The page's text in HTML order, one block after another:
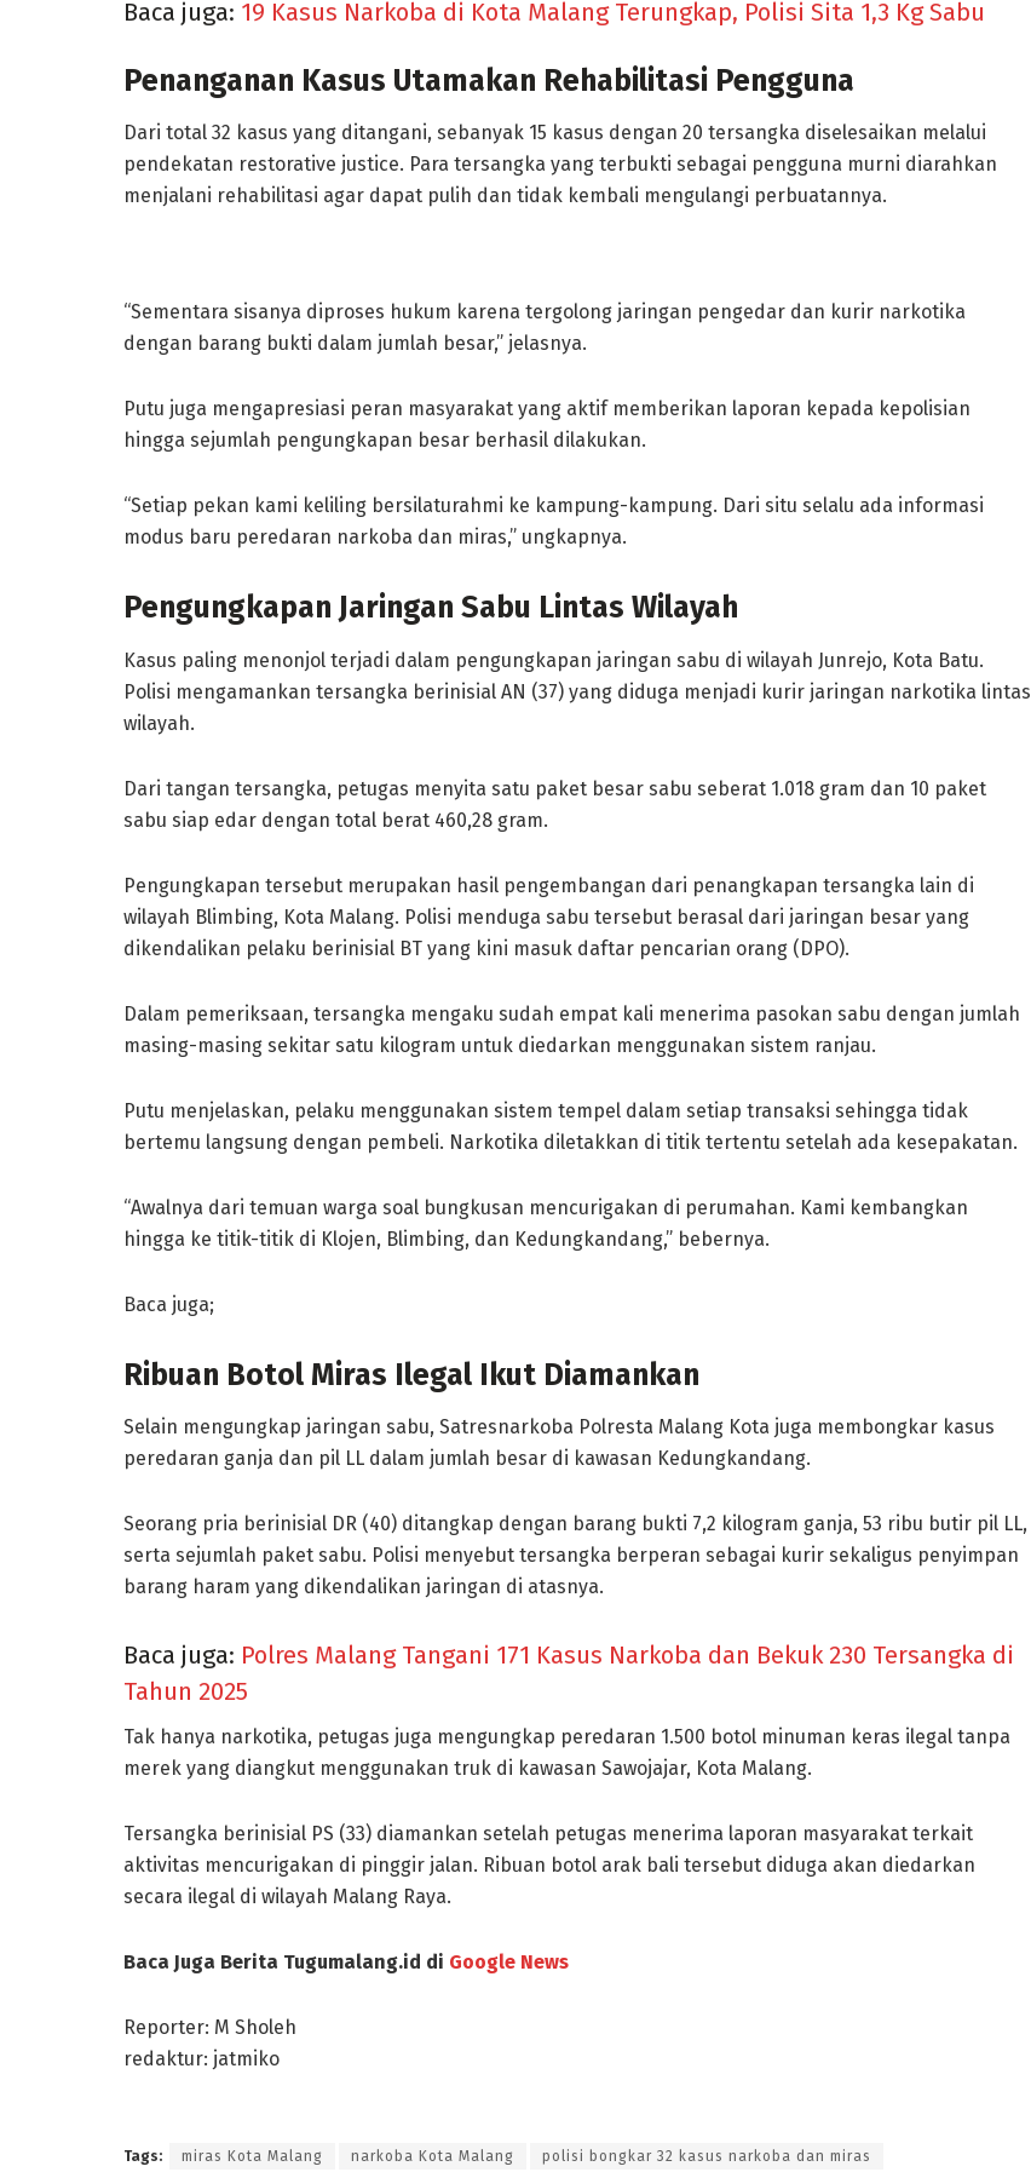
Baca juga: 19 Kasus Narkoba di Kota Malang Terungkap, Polisi Sita 1,3 Kg Sabu
Penanganan Kasus Utamakan Rehabilitasi Pengguna
Dari total 32 kasus yang ditangani, sebanyak 15 kasus dengan 20 tersangka diselesaikan melalui
pendekatan restorative justice. Para tersangka yang terbukti sebagai pengguna murni diarahkan
menjalani rehabilitasi agar dapat pulih dan tidak kembali mengulangi perbuatannya.
“Sementara sisanya diproses hukum karena tergolong jaringan pengedar dan kurir narkotika
dengan barang bukti dalam jumlah besar,” jelasnya.
Putu juga mengapresiasi peran masyarakat yang aktif memberikan laporan kepada kepolisian
hingga sejumlah pengungkapan besar berhasil dilakukan.
“Setiap pekan kami keliling bersilaturahmi ke kampung-kampung. Dari situ selalu ada informasi
modus baru peredaran narkoba dan miras,” ungkapnya.
Pengungkapan Jaringan Sabu Lintas Wilayah
Kasus paling menonjol terjadi dalam pengungkapan jaringan sabu di wilayah Junrejo, Kota Batu.
Polisi mengamankan tersangka berinisial AN (37) yang diduga menjadi kurir jaringan narkotika lintas
wilayah.
Dari tangan tersangka, petugas menyita satu paket besar sabu seberat 1.018 gram dan 10 paket
sabu siap edar dengan total berat 460,28 gram.
Pengungkapan tersebut merupakan hasil pengembangan dari penangkapan tersangka lain di
wilayah Blimbing, Kota Malang. Polisi menduga sabu tersebut berasal dari jaringan besar yang
dikendalikan pelaku berinisial BT yang kini masuk daftar pencarian orang (DPO).
Dalam pemeriksaan, tersangka mengaku sudah empat kali menerima pasokan sabu dengan jumlah
masing-masing sekitar satu kilogram untuk diedarkan menggunakan sistem ranjau.
Putu menjelaskan, pelaku menggunakan sistem tempel dalam setiap transaksi sehingga tidak
bertemu langsung dengan pembeli. Narkotika diletakkan di titik tertentu setelah ada kesepakatan.
“Awalnya dari temuan warga soal bungkusan mencurigakan di perumahan. Kami kembangkan
hingga ke titik-titik di Klojen, Blimbing, dan Kedungkandang,” bebernya.
Baca juga;
Ribuan Botol Miras Ilegal Ikut Diamankan
Selain mengungkap jaringan sabu, Satresnarkoba Polresta Malang Kota juga membongkar kasus
peredaran ganja dan pil LL dalam jumlah besar di kawasan Kedungkandang.
Seorang pria berinisial DR (40) ditangkap dengan barang bukti 7,2 kilogram ganja, 53 ribu butir pil LL,
serta sejumlah paket sabu. Polisi menyebut tersangka berperan sebagai kurir sekaligus penyimpan
barang haram yang dikendalikan jaringan di atasnya.
Baca juga: Polres Malang Tangani 171 Kasus Narkoba dan Bekuk 230 Tersangka di
Tahun 2025
Tak hanya narkotika, petugas juga mengungkap peredaran 1.500 botol minuman keras ilegal tanpa
merek yang diangkut menggunakan truk di kawasan Sawojajar, Kota Malang.
Tersangka berinisial PS (33) diamankan setelah petugas menerima laporan masyarakat terkait
aktivitas mencurigakan di pinggir jalan. Ribuan botol arak bali tersebut diduga akan diedarkan
secara ilegal di wilayah Malang Raya.
Baca Juga Berita Tugumalang.id di Google News
Reporter: M Sholeh
redaktur: jatmiko
Tags: miras Kota Malang narkoba Kota Malang polisi bongkar 32 kasus narkoba dan miras